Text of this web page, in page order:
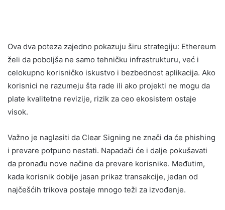
Ova dva poteza zajedno pokazuju širu strategiju: Ethereum
želi da poboljša ne samo tehničku infrastrukturu, već i
celokupno korisničko iskustvo i bezbednost aplikacija. Ako
korisnici ne razumeju šta rade ili ako projekti ne mogu da
plate kvalitetne revizije, rizik za ceo ekosistem ostaje
visok.
Važno je naglasiti da Clear Signing ne znači da će phishing
i prevare potpuno nestati. Napadači će i dalje pokušavati
da pronađu nove načine da prevare korisnike. Međutim,
kada korisnik dobije jasan prikaz transakcije, jedan od
najčešćih trikova postaje mnogo teži za izvođenje.